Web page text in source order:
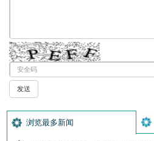
浏览最多新闻